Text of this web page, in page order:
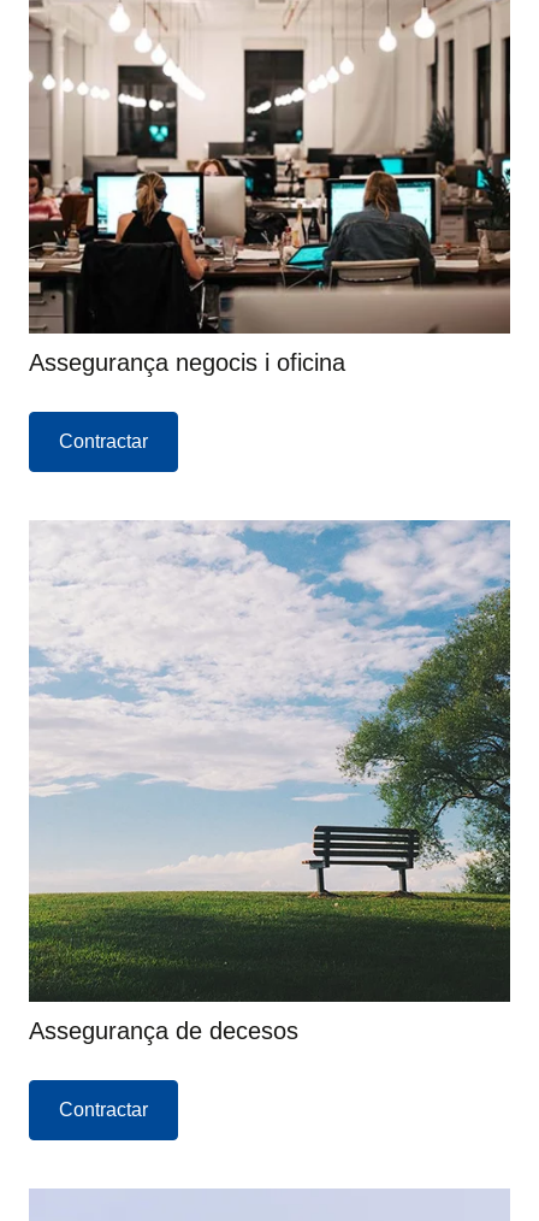
Assegurança negocis i oficina
Contractar
Assegurança de decesos
Contractar